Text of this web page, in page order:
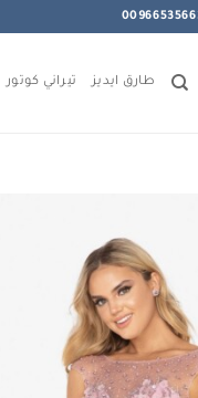
طارق ايديز تيراني كوتور